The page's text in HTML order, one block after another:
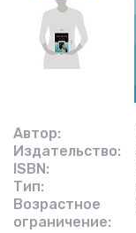
Автор:
Издательство:
ISBN:
Тип:
Возрастное
ограничение: